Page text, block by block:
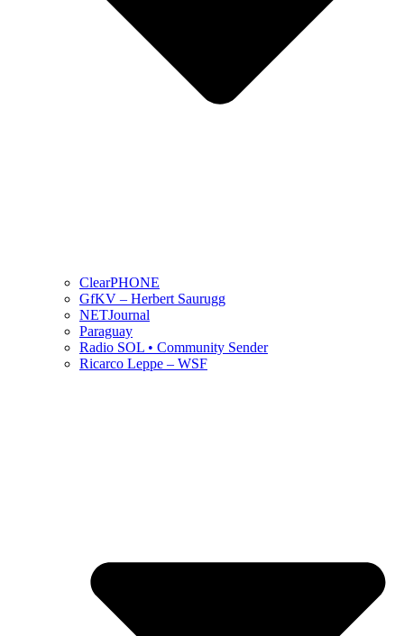
ClearPHONE
GfKV – Herbert Saurugg
NETJournal
Paraguay
Radio SOL • Community Sender
Ricarco Leppe – WSF